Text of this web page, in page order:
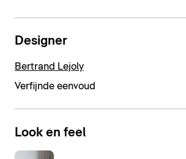
Designer
Bertrand Lejoly
Verfijnde eenvoud
Look en feel